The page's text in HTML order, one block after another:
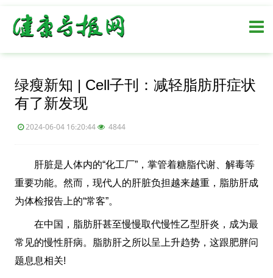
绿瘦新知 | Cell子刊：减轻脂肪肝症状
有了新发现
2024-06-04 16:20:44 4844
肝脏是人体内的“化工厂”，掌管着糖脂代谢、解毒等
重要功能。然而，现代人的肝脏负担越来越重，脂肪肝成
为体检报告上的“常客”。
在中国，脂肪肝甚至慢慢取代慢性乙型肝炎，成为最
常见的慢性肝病。脂肪肝之所以呈上升趋势，这跟肥胖问
题息息相关!